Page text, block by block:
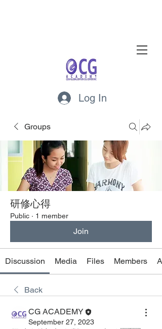
Log In
Groups
研修心得
Public · 1 member
Join
Discussion Media Files Members
Back
CG ACADEMY
September 27, 2023